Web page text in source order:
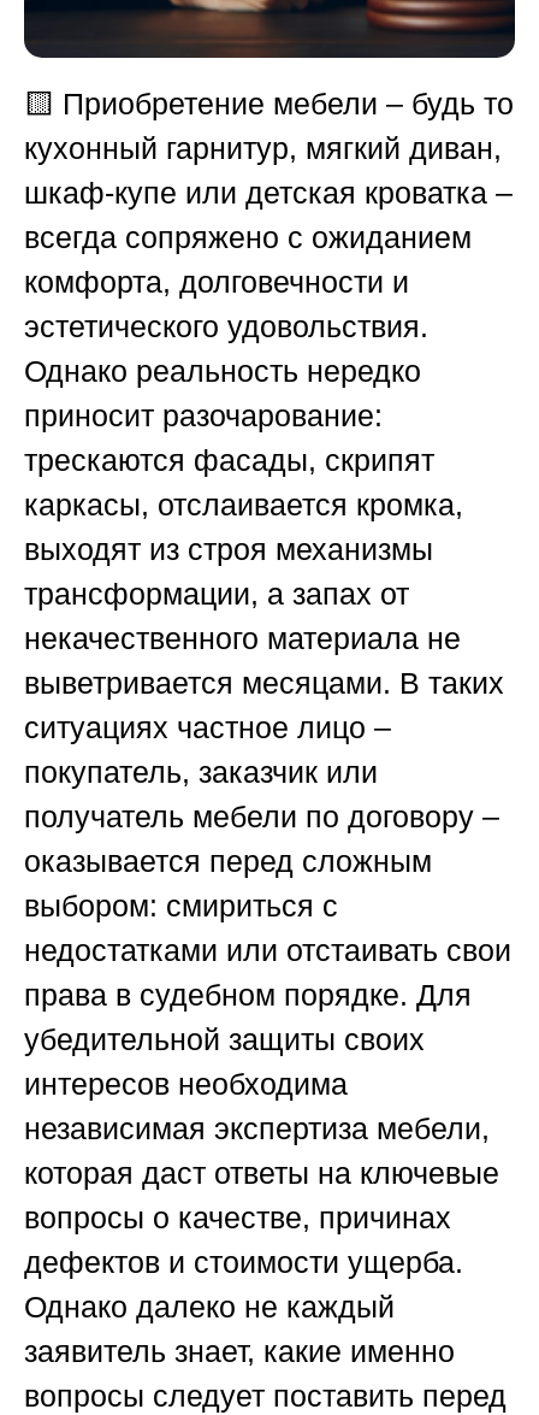
🟨 Приобретение мебели – будь то
кухонный гарнитур, мягкий диван,
шкаф-купе или детская кроватка –
всегда сопряжено с ожиданием
комфорта, долговечности и
эстетического удовольствия.
Однако реальность нередко
приносит разочарование:
трескаются фасады, скрипят
каркасы, отслаивается кромка,
выходят из строя механизмы
трансформации, а запах от
некачественного материала не
выветривается месяцами. В таких
ситуациях частное лицо –
покупатель, заказчик или
получатель мебели по договору –
оказывается перед сложным
выбором: смириться с
недостатками или отстаивать свои
права в судебном порядке. Для
убедительной защиты своих
интересов необходима
независимая экспертиза мебели,
которая даст ответы на ключевые
вопросы о качестве, причинах
дефектов и стоимости ущерба.
Однако далеко не каждый
заявитель знает, какие именно
вопросы следует поставить перед